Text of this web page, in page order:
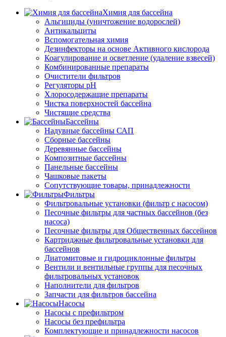
Химия для бассейна
Альгициды (уничтожение водорослей)
Антикальциты
Вспомогательная химия
Дезинфекторы на основе Активного кислорода
Коагулирование и осветление (удаление взвесей)
Комбинированные препараты
Очистители фильтров
Регуляторы pH
Хлоросодержащие препараты
Чистка поверхностей бассейна
Чистящие средства
Бассейны
Надувные бассейны САП
Сборные бассейны
Деревянные бассейны
Композитные бассейны
Панельные бассейны
Чашковые пакеты
Сопутствующие товары, принадлежности
Фильтры
Фильтровальные установки (фильтр с насосом)
Песочные фильтры для частных бассейнов (без
насоса)
Песочные фильтры для Общественных бассейнов
Картриджные фильтровальные установки для
бассейнов
Диатомитовые и гидроциклонные фильтры
Вентили и вентильные группы для песочных
фильтровальных установок
Наполнители для фильтров
Запчасти для фильтров бассейна
Насосы
Насосы с префильтром
Насосы без префильтра
Комплектующие и принадлежности насосов